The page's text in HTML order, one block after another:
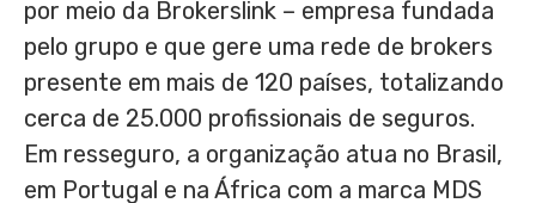
por meio da Brokerslink – empresa fundada
pelo grupo e que gere uma rede de brokers
presente em mais de 120 países, totalizando
cerca de 25.000 profissionais de seguros.
Em resseguro, a organização atua no Brasil,
em Portugal e na África com a marca MDS